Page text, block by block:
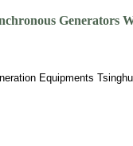
Generators
Equipments